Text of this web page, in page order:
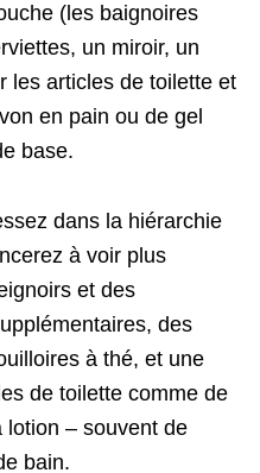
(les baignoires
un miroir, un
les articles de toilette et
en pain ou de gel
base.
dans la hiérarchie
à voir plus
et des
des
à thé, et une
de toilette comme de
lotion – souvent de
bain.